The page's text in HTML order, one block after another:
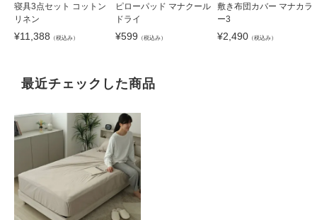
寝具3点セット コットン
リネン
¥11,388 （税込み）
ピローパッド マナクール
ドライ
¥599 （税込み）
敷き布団カバー マナカラ
ー3
¥2,490（税込み）
最近チェックした商品